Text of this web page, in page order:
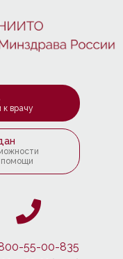
врачу
помощи
55-00-835